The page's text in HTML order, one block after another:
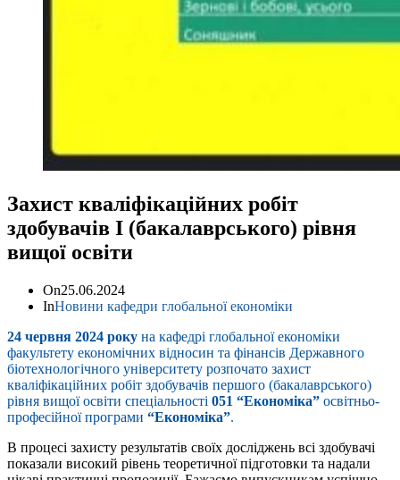
Захист кваліфікаційних робіт
здобувачів І (бакалаврського) рівня
вищої освіти
On25.06.2024
InНовини кафедри глобальної економіки
24 червня 2024 року на кафедрі глобальної економіки
факультету економічних відносин та фінансів Державного
біотехнологічного університету розпочато захист
кваліфікаційних робіт здобувачів першого (бакалаврського)
рівня вищої освіти спеціальності 051 “Економіка” освітньо-
професійної програми “Економіка”.
В процесі захисту результатів своїх досліджень всі здобувачі
показали високий рівень теоретичної підготовки та надали